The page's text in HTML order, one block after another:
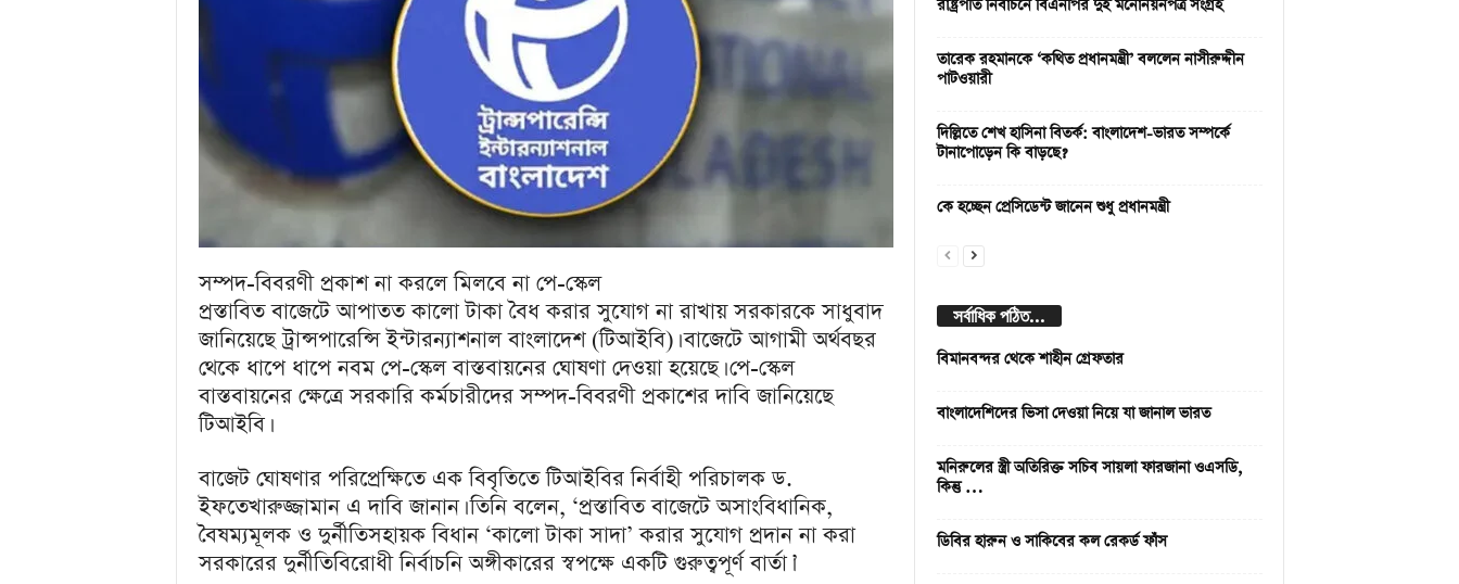
সম্পদ-বিবরণী প্রকাশ না করলে মিলবে না পে-স্কেল
প্রস্তাবিত বাজেটে আপাতত কালো টাকা বৈধ করার সুযোগ না রাখায় সরকারকে সাধুবাদ
জানিয়েছে ট্রান্সপারেন্সি ইন্টারন্যাশনাল বাংলাদেশ (টিআইবি)। বাজেটে আগামী অর্থবছর
থেকে ধাপে ধাপে নবম পে-স্কেল বাস্তবায়নের ঘোষণা দেওয়া হয়েছে। পে-স্কেল
বাস্তবায়নের ক্ষেত্রে সরকারি কর্মচারীদের সম্পদ-বিবরণী প্রকাশের দাবি জানিয়েছে
টিআইবি।
বাজেট ঘোষণার পরিপ্রেক্ষিতে এক বিবৃতিতে টিআইবির নির্বাহী পরিচালক ড.
ইফতেখারুজ্জামান এ দাবি জানান। তিনি বলেন, ‘প্রস্তাবিত বাজেটে অসাংবিধানিক,
বৈষম্যমূলক ও দুর্নীতিসহায়ক বিধান ‘কালো টাকা সাদা’ করার সুযোগ প্রদান না করা
সরকারের দুর্নীতিবিরোধী নির্বাচনি অঙ্গীকারের স্বপক্ষে একটি গুরুত্বপূর্ণ বার্তা।’
রাষ্ট্রপতি নির্বাচনে বিএনপির দুই মনোনয়নপত্র সংগ্রহ
তারেক রহমানকে ‘কথিত প্রধানমন্ত্রী’ বললেন নাসীরুদ্দীন
পাটওয়ারী
দিল্লিতে শেখ হাসিনা বিতর্ক: বাংলাদেশ-ভারত সম্পর্কে
টানাপোড়েন কি বাড়ছে?
কে হচ্ছেন প্রেসিডেন্ট জানেন শুধু প্রধানমন্ত্রী
সর্বাধিক পঠিত...
বিমানবন্দর থেকে শাহীন গ্রেফতার
বাংলাদেশিদের ভিসা দেওয়া নিয়ে যা জানাল ভারত
মনিরুলের স্ত্রী অতিরিক্ত সচিব সায়লা ফারজানা ওএসডি,
কিন্তু …
ডিবির হারুন ও সাকিবের কল রেকর্ড ফাঁস